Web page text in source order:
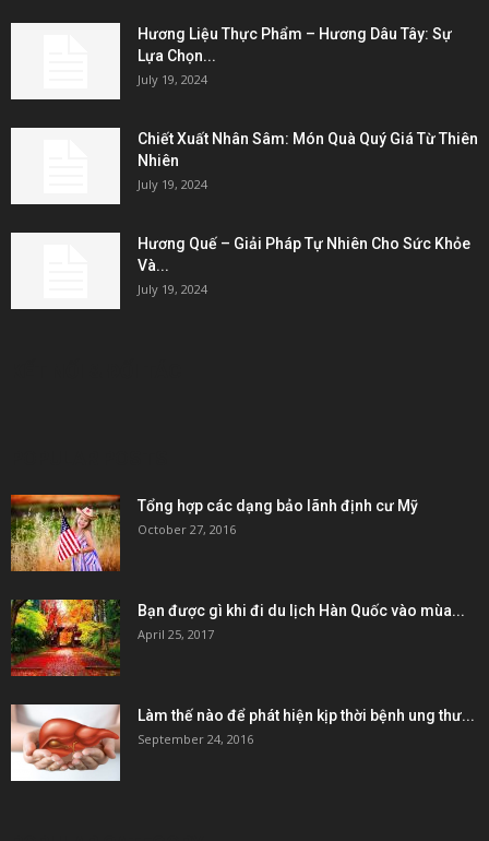
Hương Liệu Thực Phẩm – Hương Dâu Tây: Sự
Lựa Chọn...
July 19, 2024
Chiết Xuất Nhân Sâm: Món Quà Quý Giá Từ Thiên
Nhiên
July 19, 2024
Hương Quế – Giải Pháp Tự Nhiên Cho Sức Khỏe
Và...
July 19, 2024
Tổng hợp các dạng bảo lãnh định cư Mỹ
October 27, 2016
Bạn được gì khi đi du lịch Hàn Quốc vào mùa...
April 25, 2017
Làm thế nào để phát hiện kịp thời bệnh ung thư...
September 24, 2016